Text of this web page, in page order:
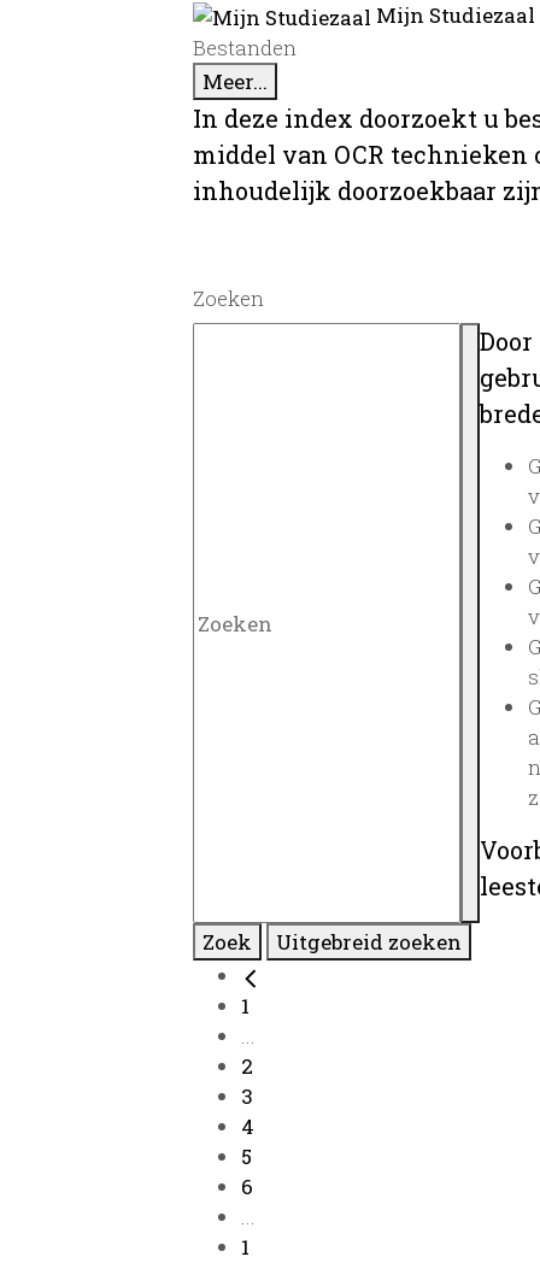
Mijn
Bestanden
Meer...
In deze index doorzoekt u
middel van OCR
inhoudelijk doorzoekbaar
Zoeken
Zoek Uitgebreid zoeken
1
...
2
3
4
5
6
...
1